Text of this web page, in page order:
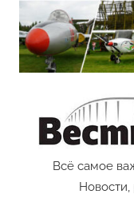
Перейти
содержимому
Vestnik
Всё самое